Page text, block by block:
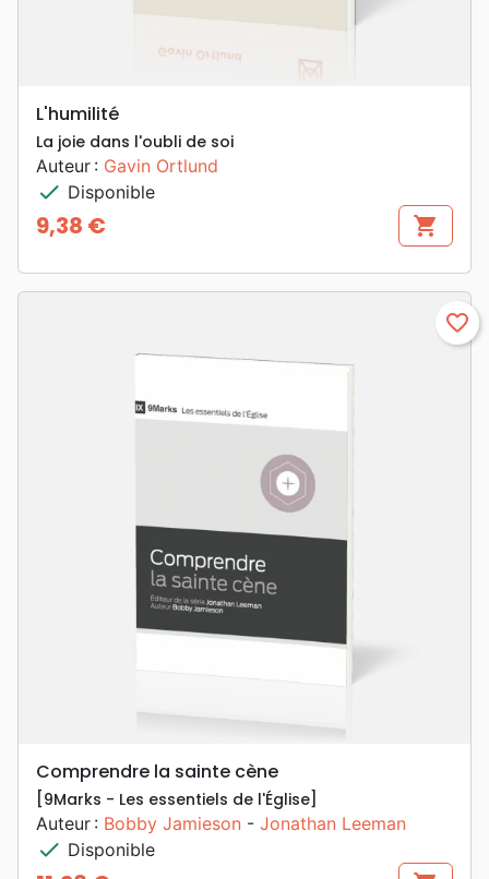
L'humilité
La joie dans l'oubli de soi
Auteur : Gavin Ortlund
check Disponible
Prix
9,38 € shopping_cart
favorite_border
Comprendre la sainte cène
[9Marks - Les essentiels de l'Église]
Auteur : Bobby Jamieson - Jonathan Leeman
check Disponible